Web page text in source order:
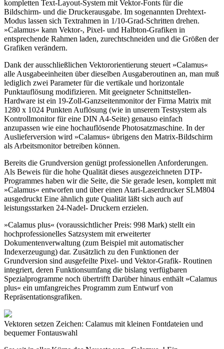
kompletten Text-Layout-System mit Vektor-Fonts für die
Bildschirm- und die Druckerausgabe. Im sogenannten Drehtext-
Modus lassen sich Textrahmen in 1/10-Grad-Schritten drehen.
»Calamus« kann Vektor-, Pixel- und Halbton-Grafiken in
entsprechende Rahmen laden, zurechtschneiden und die Größen der
Grafiken verändern.
Dank der ausschließlichen Vektororientierung steuert »Calamus«
alle Ausgabeeinheiten über dieselben Ausgaberoutinen an, man muß
lediglich zwei Parameter für die vertikale und horizontale
Punktauflösung modifizieren. Mit geeigneter Schnittstellen-
Hardware ist ein 19-Zoll-Ganzseitenmonitor der Firma Matrix mit
1280 x 1024 Punkten Auflösung (wie in unserem Testsystem als
Kontrollmonitor für eine DIN A4-Seite) genauso einfach
anzupassen wie eine hochauflösende Photosatzmaschine. In der
Auslieferversion wird »Calamus« übrigens den Matrix-Bildschirm
als Arbeitsmonitor betreiben können.
Bereits die Grundversion genügt professionellen Anforderungen.
Als Beweis für die hohe Qualität dieses ausgezeichneten DTP-
Programmes haben wir die Seite, die Sie gerade lesen, komplett mit
»Calamus« entworfen und über einen Atari-Laserdrucker SLM804
ausgedruckt Eine ähnlich gute Qualität läßt sich auch auf
leistungsstarken 24-Nadel- Druckern erzielen.
»Calamus plus« (voraussichtlicher Preis: 998 Mark) stellt ein
hochprofessionelles Satzsystem mit erweiterter
Dokumentenverwaltung (zum Beispiel mit automatischer
Indexerzeugung) dar. Zusätzlich zu den Funktionen der
Grundversion sind ausgefeilte Pixel- und Vektor-Grafik- Routinen
integriert, deren Funktionsumfang die bislang verfügbaren
Spezialprogramme noch übertrifft Darüber hinaus enthält »Calamus
plus« ein umfangreiches Programm zum Entwurf von
Repräsentationsgrafiken.
Vektoren setzen Zeichen: Calamus mit kleinen Fontdateien und
bequemer Fontauswahl